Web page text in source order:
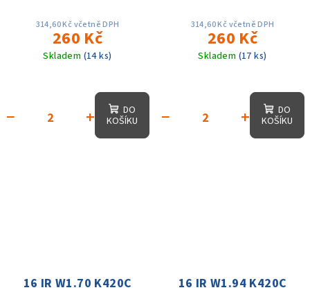
314,60 Kč včetně DPH
260 Kč
Skladem (14 ks)
+
−
DO
KOŠÍKU
314,60 Kč včetně DPH
260 Kč
Skladem (17 ks)
+
−
DO
KOŠÍKU
16 IR W1.70 K420C 16 IR W1.94 K420C